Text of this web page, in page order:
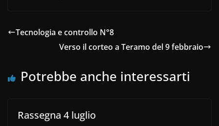
o
Tecnologia e controllo N°8
Verso il corteo a Teramo del 9 febbraio
Potrebbe anche interessarti
Rassegna 4 luglio